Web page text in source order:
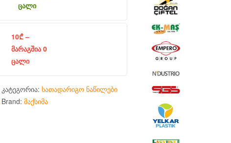
ცალი
10₾–
მარაგშია 0
ცალი
კატეგორია: სათადარიგო ნაწილები
Brand: მაქსიმა